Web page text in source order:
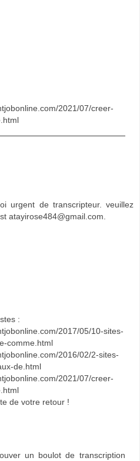
2021/07/creer-
urgent de transcripteur. veuillez
atayirose484@gmail.com.
:
2017/05/10-sites-
comme.html
2016/02/2-sites-
de.html
2021/07/creer-
de votre retour !
un boulot de transcription